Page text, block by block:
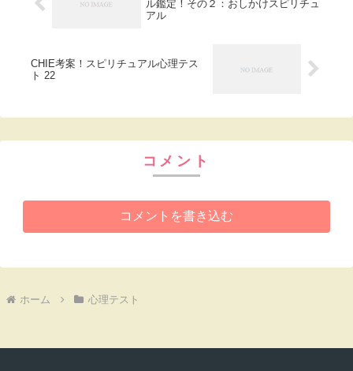
ル鑑定！その２：おしかけスピリチュ
アル
CHIE考案！スピリチュアル心理テス
ト 22
コメント
コメントを書き込む
ホーム 心理テスト